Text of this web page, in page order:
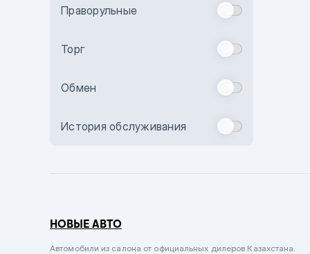
Бежевый
Комбинированный
Сиреневый металлик
Праворульные
Торг
Обмен
История обслуживания
НОВЫЕ АВТО
Автомобили из салона от официальных дилеров Казахстана.